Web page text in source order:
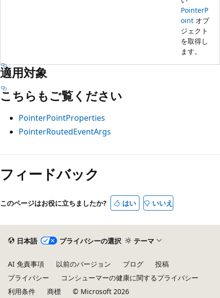
PointerP
oint オブ
ジェクト
を取得し
ます。
適用対象
こちらもご覧ください
PointerPointProperties
PointerRoutedEventArgs
フィードバック
このページはお役に立ちましたか? はい いいえ
日本語 プライバシーの選択 テーマ
AI 免責事項 以前のバージョン ブログ
投稿
プライバシー
コンシューマーの健康に関するプライバシー
利用条件
商標 © Microsoft 2026